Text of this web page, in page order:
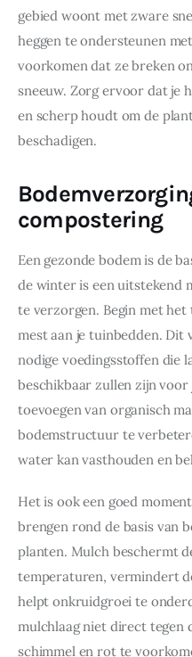
gebied woont met zware
heggen te ondersteunen
voorkomen dat ze breken
sneeuw. Zorg ervoor dat je
en scherp houdt om de
beschadigen.
compostering
Een gezonde bodem is de
de winter is een uitstekend
te verzorgen. Begin met
mest aan je tuinbedden. Dit
nodige voedingsstoffen die
beschikbaar zullen zijn
toevoegen van organisch
bodemstructuur te
water kan vasthouden en
Het is ook een goed
brengen rond de basis van
planten. Mulch beschermt
temperaturen, vermindert
helpt onkruidgroei te
mulchlaag niet direct tegen
schimmel en rot te